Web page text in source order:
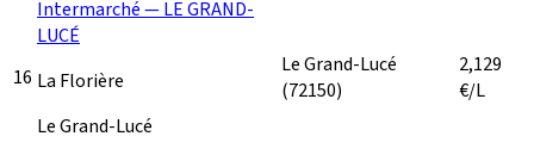
16
Intermarché — LE GRAND-
LUCÉ
La Florière
Le Grand-Lucé
Le Grand-Lucé
(72150)
2,129
€/L